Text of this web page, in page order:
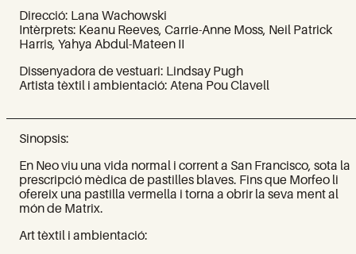
Direcció: Lana Wachowski
Intèrprets: Keanu Reeves, Carrie-Anne Moss, Neil Patrick
Harris, Yahya Abdul-Mateen II
Dissenyadora de vestuari: Lindsay Pugh
Artista tèxtil i ambientació: Atena Pou Clavell
Sinopsis:
En Neo viu una vida normal i corrent a San Francisco, sota la
prescripció mèdica de pastilles blaves. Fins que Morfeo li
ofereix una pastilla vermella i torna a obrir la seva ment al
món de Matrix.
Art tèxtil i ambientació: